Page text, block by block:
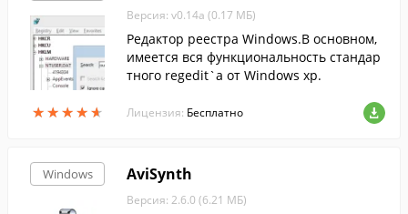
★★★★★
★★★★★
Версия: v0.14a (0.17 МБ)
Редактор реестра Windows.В основном,
имеется вся функциональность стандар
тного regedit`а от Windows xp.
Лицензия: Бесплатно
Windows AviSynth
Версия: 2.6.0 (6.21 МБ)